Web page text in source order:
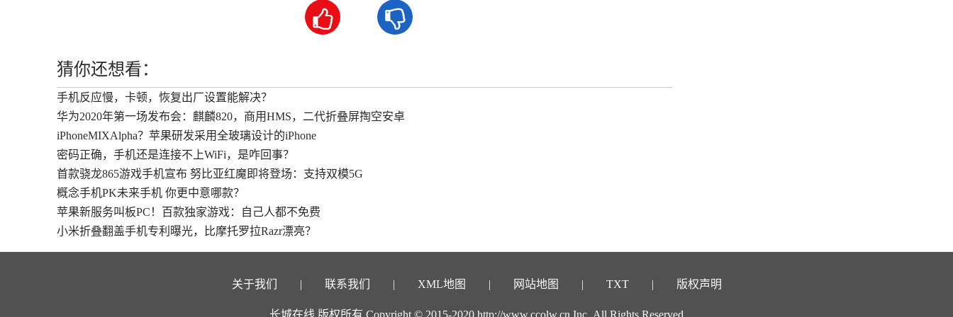
 
猜你还想看：
手机反应慢，卡顿，恢复出厂设置能解决？
华为2020年第一场发布会：麒麟820，商用HMS，二代折叠屏掏空安卓
iPhoneMIXAlpha？苹果研发采用全玻璃设计的iPhone
密码正确，手机还是连接不上WiFi，是咋回事？
首款骁龙865游戏手机宣布 努比亚红魔即将登场：支持双模5G
概念手机PK未来手机 你更中意哪款？
苹果新服务叫板PC！百款独家游戏：自己人都不免费
小米折叠翻盖手机专利曝光，比摩托罗拉Razr漂亮？
关于我们 联系我们 XML地图 网站地图 TXT 版权声明
长城在线 版权所有 Copyright © 2015-2020 http://www.ccolw.cn Inc. All Rights Reserved